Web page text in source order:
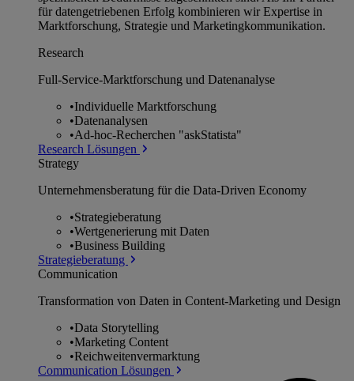
für datengetriebenen Erfolg kombinieren wir Expertise in
Marktforschung, Strategie und Marketingkommunikation.
Research
Full-Service-Marktforschung und Datenanalyse
•Individuelle Marktforschung
•Datenanalysen
•Ad-hoc-Recherchen "askStatista"
Research Lösungen
Strategy
Unternehmens­beratung für die Data-Driven Economy
•Strategieberatung
•Wertgenerierung mit Daten
•Business Building
Strategieberatung
Communication
Transformation von Daten in Content-Marketing und Design
•Data Storytelling
•Marketing Content
•Reichweitenvermarktung
Communication Lösungen